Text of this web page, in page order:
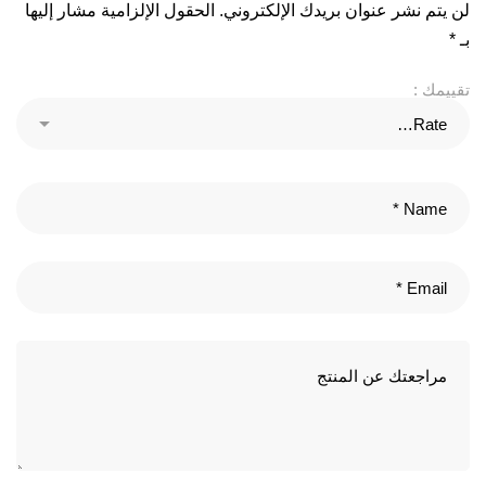
لن يتم نشر عنوان بريدك الإلكتروني. الحقول الإلزامية مشار إليها
بـ *
تقييمك :